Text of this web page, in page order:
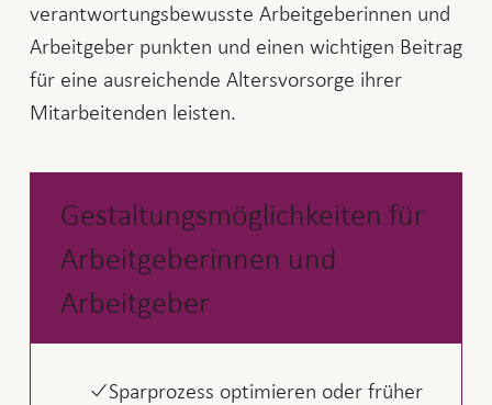
verantwortungsbewusste Arbeitgeberinnen und
Arbeitgeber punkten und einen wichtigen Beitrag
für eine ausreichende Altersvorsorge ihrer
Mitarbeitenden leisten.
Gestaltungsmöglichkeiten für
Arbeitgeberinnen und
Arbeitgeber
Sparprozess optimieren oder früher